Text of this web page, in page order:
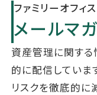
ファミリーオフィ
メールマ
資産管理に関する
的に配信していま
リスクを徹底的に